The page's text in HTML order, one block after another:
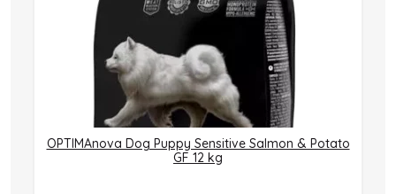
OPTIMAnova Dog Puppy Sensitive Salmon & Potato
GF 12 kg